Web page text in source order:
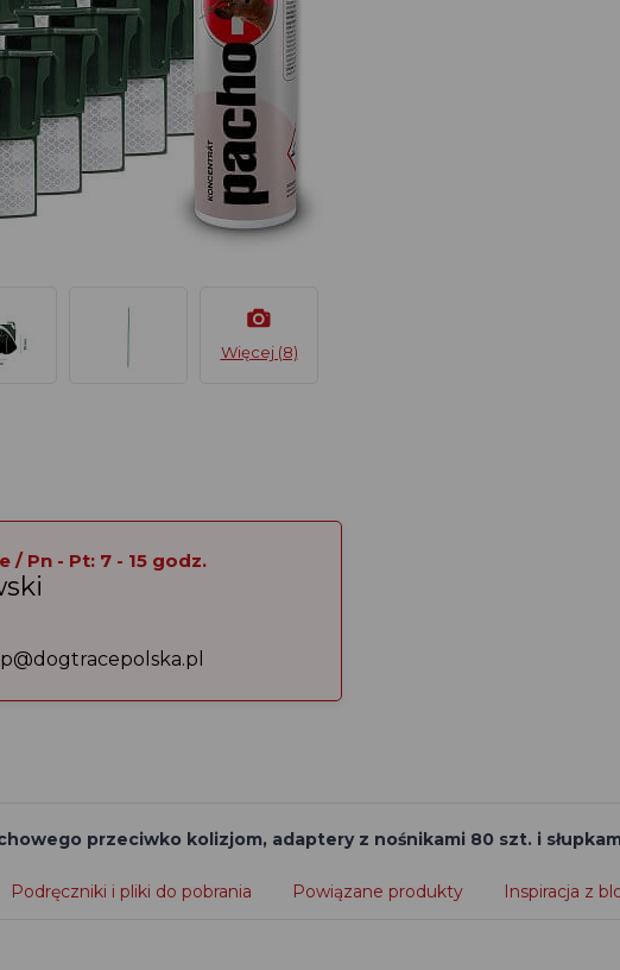
Więcej (8)
/ Pn - Pt: 7 - 15 godz.
przeciwko kolizjom, adaptery z nośnikami 80 szt. i
Podręczniki i pliki do pobrania Powiązane produkty Inspiracja z